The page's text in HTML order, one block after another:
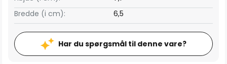
Bredde (i cm): 6,5
Har du spørgsmål til denne vare?